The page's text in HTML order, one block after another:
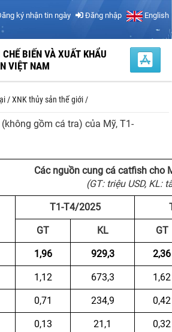
ký nhận tin ngày Đăng nhập English
CHẾ BIẾN VÀ XUẤT KHẨU
VIỆT NAM
/XNK thủy sản thế giới /
gồm cá tra) của Mỹ, T1-
Các nguồn cung cá catfish cho
(GT: triệu USD, KL:
T1-T4/2025
GT KL GT
1,96 929,3 2,36
1,12 673,3 1,62
0,71 234,9 0,42
0,13 21,1 0,32